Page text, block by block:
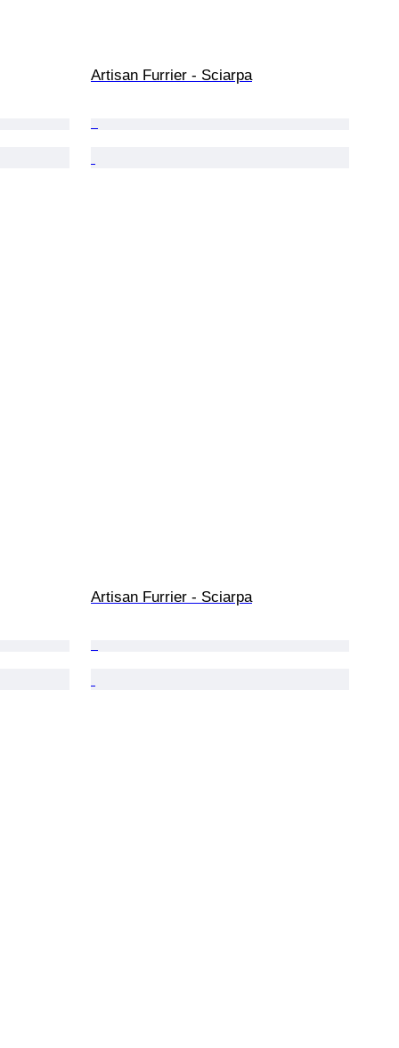
Artisan Furrier - Sciarpa
Artisan Furrier - Sciarpa